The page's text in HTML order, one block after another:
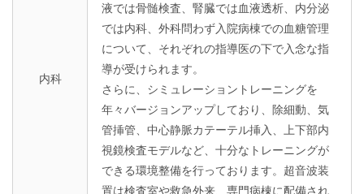
内科
液では骨髄検査、腎臓では血液透析、内分泌
では内科、外科問わず入院病棟での血糖管理
について、それぞれの指導医の下で入念な指
導が受けられます。
さらに、シミュレーショントレーニングを
年々バージョンアップしており、除細動、気
管挿管、中心静脈カテーテル挿入、上下部内
視鏡検査モデルなど、十分なトレーニングが
できる環境整備を行っております。超音波装
置は検査室や救急外来、専門病棟に配備され